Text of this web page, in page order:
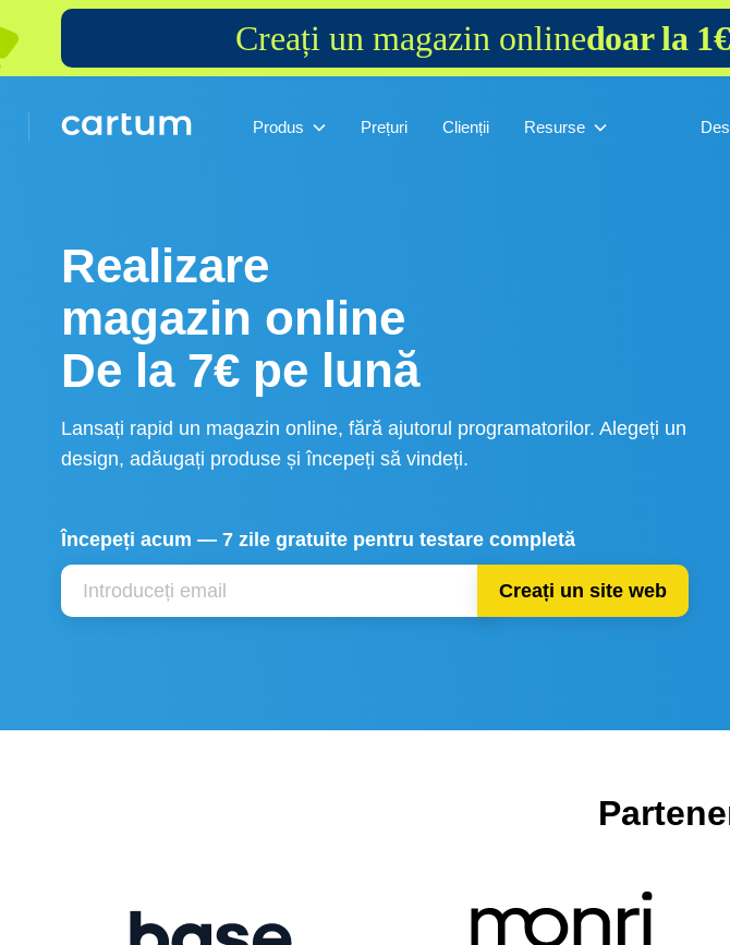
Creați un magazin onlinedoar la
Produs Prețuri Clienții Resurse
Realizare
magazin online
De la 7€ pe lună
Lansați rapid un magazin online, fără ajutorul programatorilor. Alegeți un
design, adăugați produse și începeți să vindeți.
Începeți acum — 7 zile gratuite pentru testare completă
Creați un site web